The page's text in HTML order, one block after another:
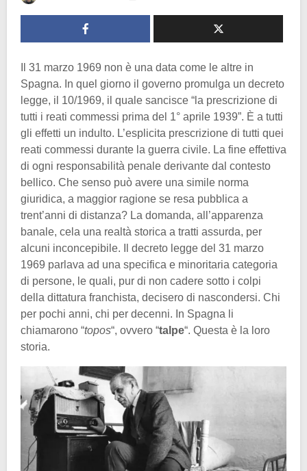
Il 31 marzo 1969 non è una data come le altre in
Spagna. In quel giorno il governo promulga un decreto
legge, il 10/1969, il quale sancisce “la prescrizione di
tutti i reati commessi prima del 1° aprile 1939”. È a tutti
gli effetti un indulto. L’esplicita prescrizione di tutti quei
reati commessi durante la guerra civile. La fine effettiva
di ogni responsabilità penale derivante dal contesto
bellico. Che senso può avere una simile norma
giuridica, a maggior ragione se resa pubblica a
trent’anni di distanza? La domanda, all’apparenza
banale, cela una realtà storica a tratti assurda, per
alcuni inconcepibile. Il decreto legge del 31 marzo
1969 parlava ad una specifica e minoritaria categoria
di persone, le quali, pur di non cadere sotto i colpi
della dittatura franchista, decisero di nascondersi. Chi
per pochi anni, chi per decenni. In Spagna li
chiamarono “topos“, ovvero “talpe“. Questa è la loro
storia.